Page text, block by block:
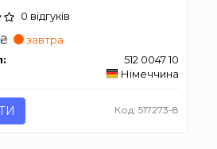
0 відгуків
₴
завтра
512 0047 10
Німеччина
Код: 517273-8